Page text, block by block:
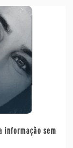
informação sem